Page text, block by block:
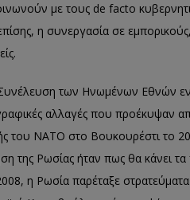
με τους de facto
η συνεργασία σε
των Ηνωμένων Εθνών
αλλαγές που προέκυψαν
του ΝΑΤΟ στο Βουκουρέστι το
της Ρωσίας ήταν πως θα κάνει τα
η Ρωσία παρέταξε